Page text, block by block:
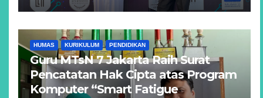
HUMAS KURIKULUM PENDIDIKAN
Guru MTsN 7 Jakarta Raih Surat
Pencatatan Hak Cipta atas Program
Komputer “Smart Fatigue